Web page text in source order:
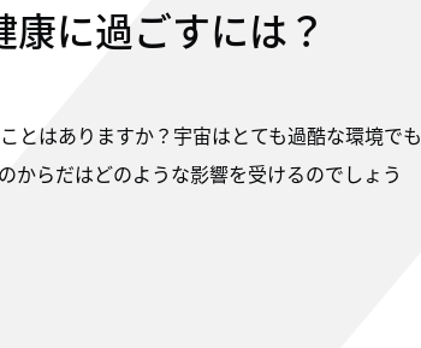
に過ごすには？
とはありますか？宇宙はとても過酷な環境でも
からだはどのような影響を受けるのでしょう